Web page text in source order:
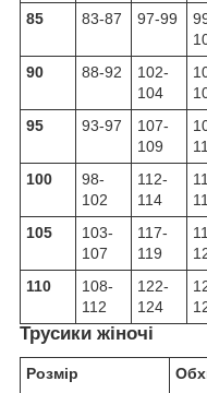
85
83-87 97-99
90
88-92
102-
104
95
93-97
107-
109
100
98-
102
112-
114
105
103-
107
117-
119
110
108-
112
122-
124
Трусики жіночі
Розмір